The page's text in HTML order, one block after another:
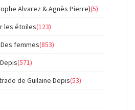
Alvarez & Agnès Pierre)(5)
les étoiles(123)
femmes(853)
(571)
de Guilaine Depis(53)